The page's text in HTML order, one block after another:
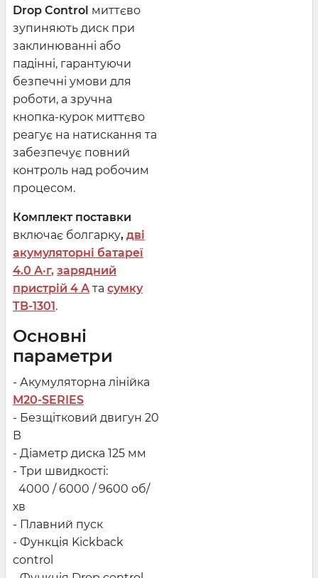
Drop Control миттєво
зупиняють диск при
заклинюванні або
падінні, гарантуючи
безпечні умови для
роботи, а зручна
кнопка-курок миттєво
реагує на натискання та
забезпечує повний
контроль над робочим
процесом.
Комплект поставки
включає болгарку, дві
акумуляторні батареї
4.0 А·г, зарядний
пристрій 4 А та сумку
TB-1301.
Основні
параметри
- Акумуляторна лінійка
M20-SERIES
- Безщітковий двигун 20
В
- Діаметр диска 125 мм
- Три швидкості:
4000 / 6000 / 9600 об/
хв
- Плавний пуск
- Функція Kickback
control